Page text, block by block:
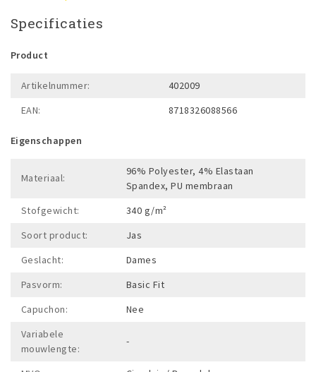
Specificaties
Product
Artikelnummer:
402009
EAN:
8718326088566
Eigenschappen
Materiaal:
96% Polyester, 4% Elastaan
Spandex, PU membraan
Stofgewicht:
340 g/m²
Soort product:
Jas
Geslacht:
Dames
Pasvorm:
Basic Fit
Capuchon:
Nee
Variabele
mouwlengte:
-